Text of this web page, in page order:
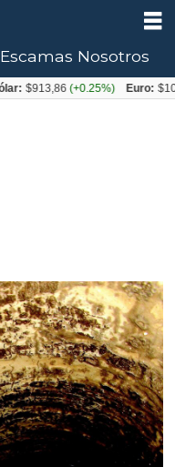
Nosotros
(+0.25%) Euro: $1053,08